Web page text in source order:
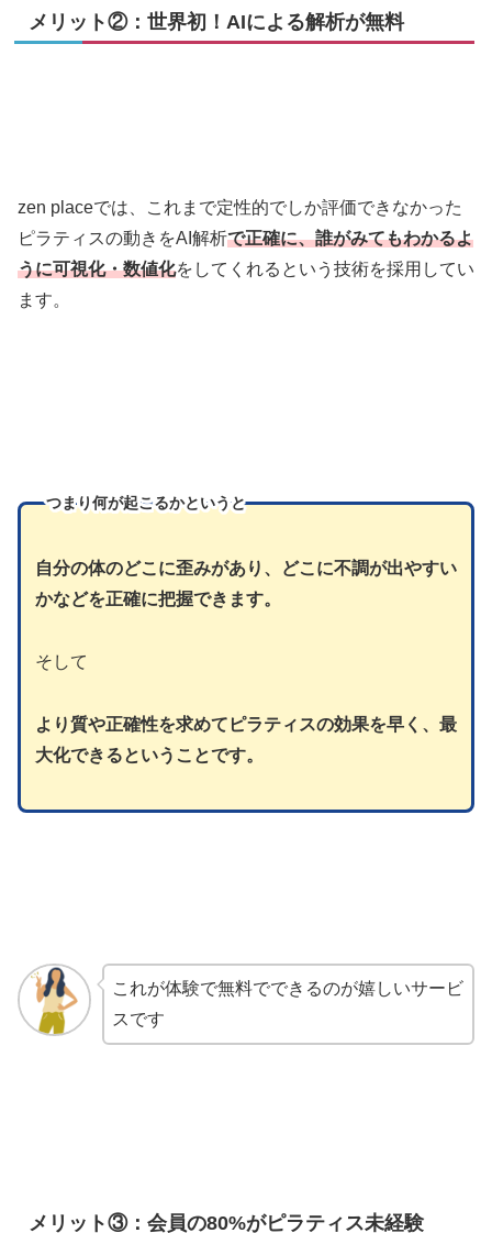
メリット②：世界初！AIによる解析が無料
zen placeでは、これまで定性的でしか評価できなかった
ピラティスの動きをAI解析で正確に、誰がみてもわかるよ
うに可視化・数値化をしてくれるという技術を採用してい
ます。
つまり何が起こるかというと
自分の体のどこに歪みがあり、どこに不調が出やすい
かなどを正確に把握できます。
そして
より質や正確性を求めてピラティスの効果を早く、最
大化できるということです。
これが体験で無料でできるのが嬉しいサービ
スです
メリット③：会員の80%がピラティス未経験